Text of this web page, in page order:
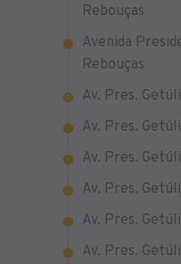
Rebouças
Avenida
Rebouças
Av. Pres.
Av. Pres.
Av. Pres.
Av. Pres.
Av. Pres.
Av. Pres.